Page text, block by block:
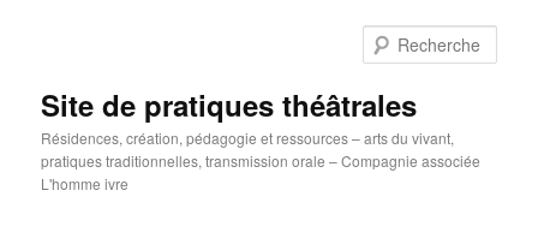
Site de pratiques théâtrales
Résidences, création, pédagogie et ressources – arts du vivant,
pratiques traditionnelles, transmission orale – Compagnie associée
L'homme ivre